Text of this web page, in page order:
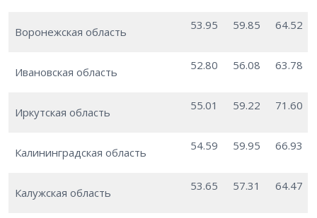
Воронежская область 53.95 59.85 64.52
Ивановская область 52.80 56.08 63.78
Иркутская область 55.01 59.22 71.60
Калининградская область 54.59 59.95 66.93
Калужская область 53.65 57.31 64.47